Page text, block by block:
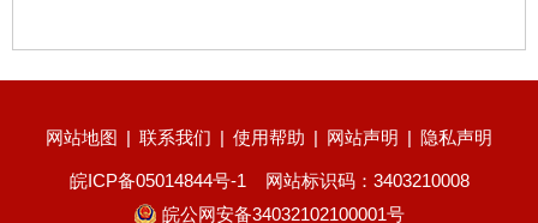
网站地图 | 联系我们 | 使用帮助 | 网站声明 | 隐私声明
皖ICP备05014844号-1
网站标识码：3403210008
皖公网安备34032102100001号